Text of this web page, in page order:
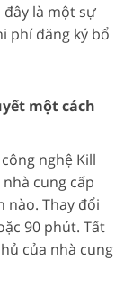
là một sự
phí đăng ký bổ
một cách
nghệ Kill
cung cấp
nào. Thay đổi
90 phút. Tất
của nhà cung